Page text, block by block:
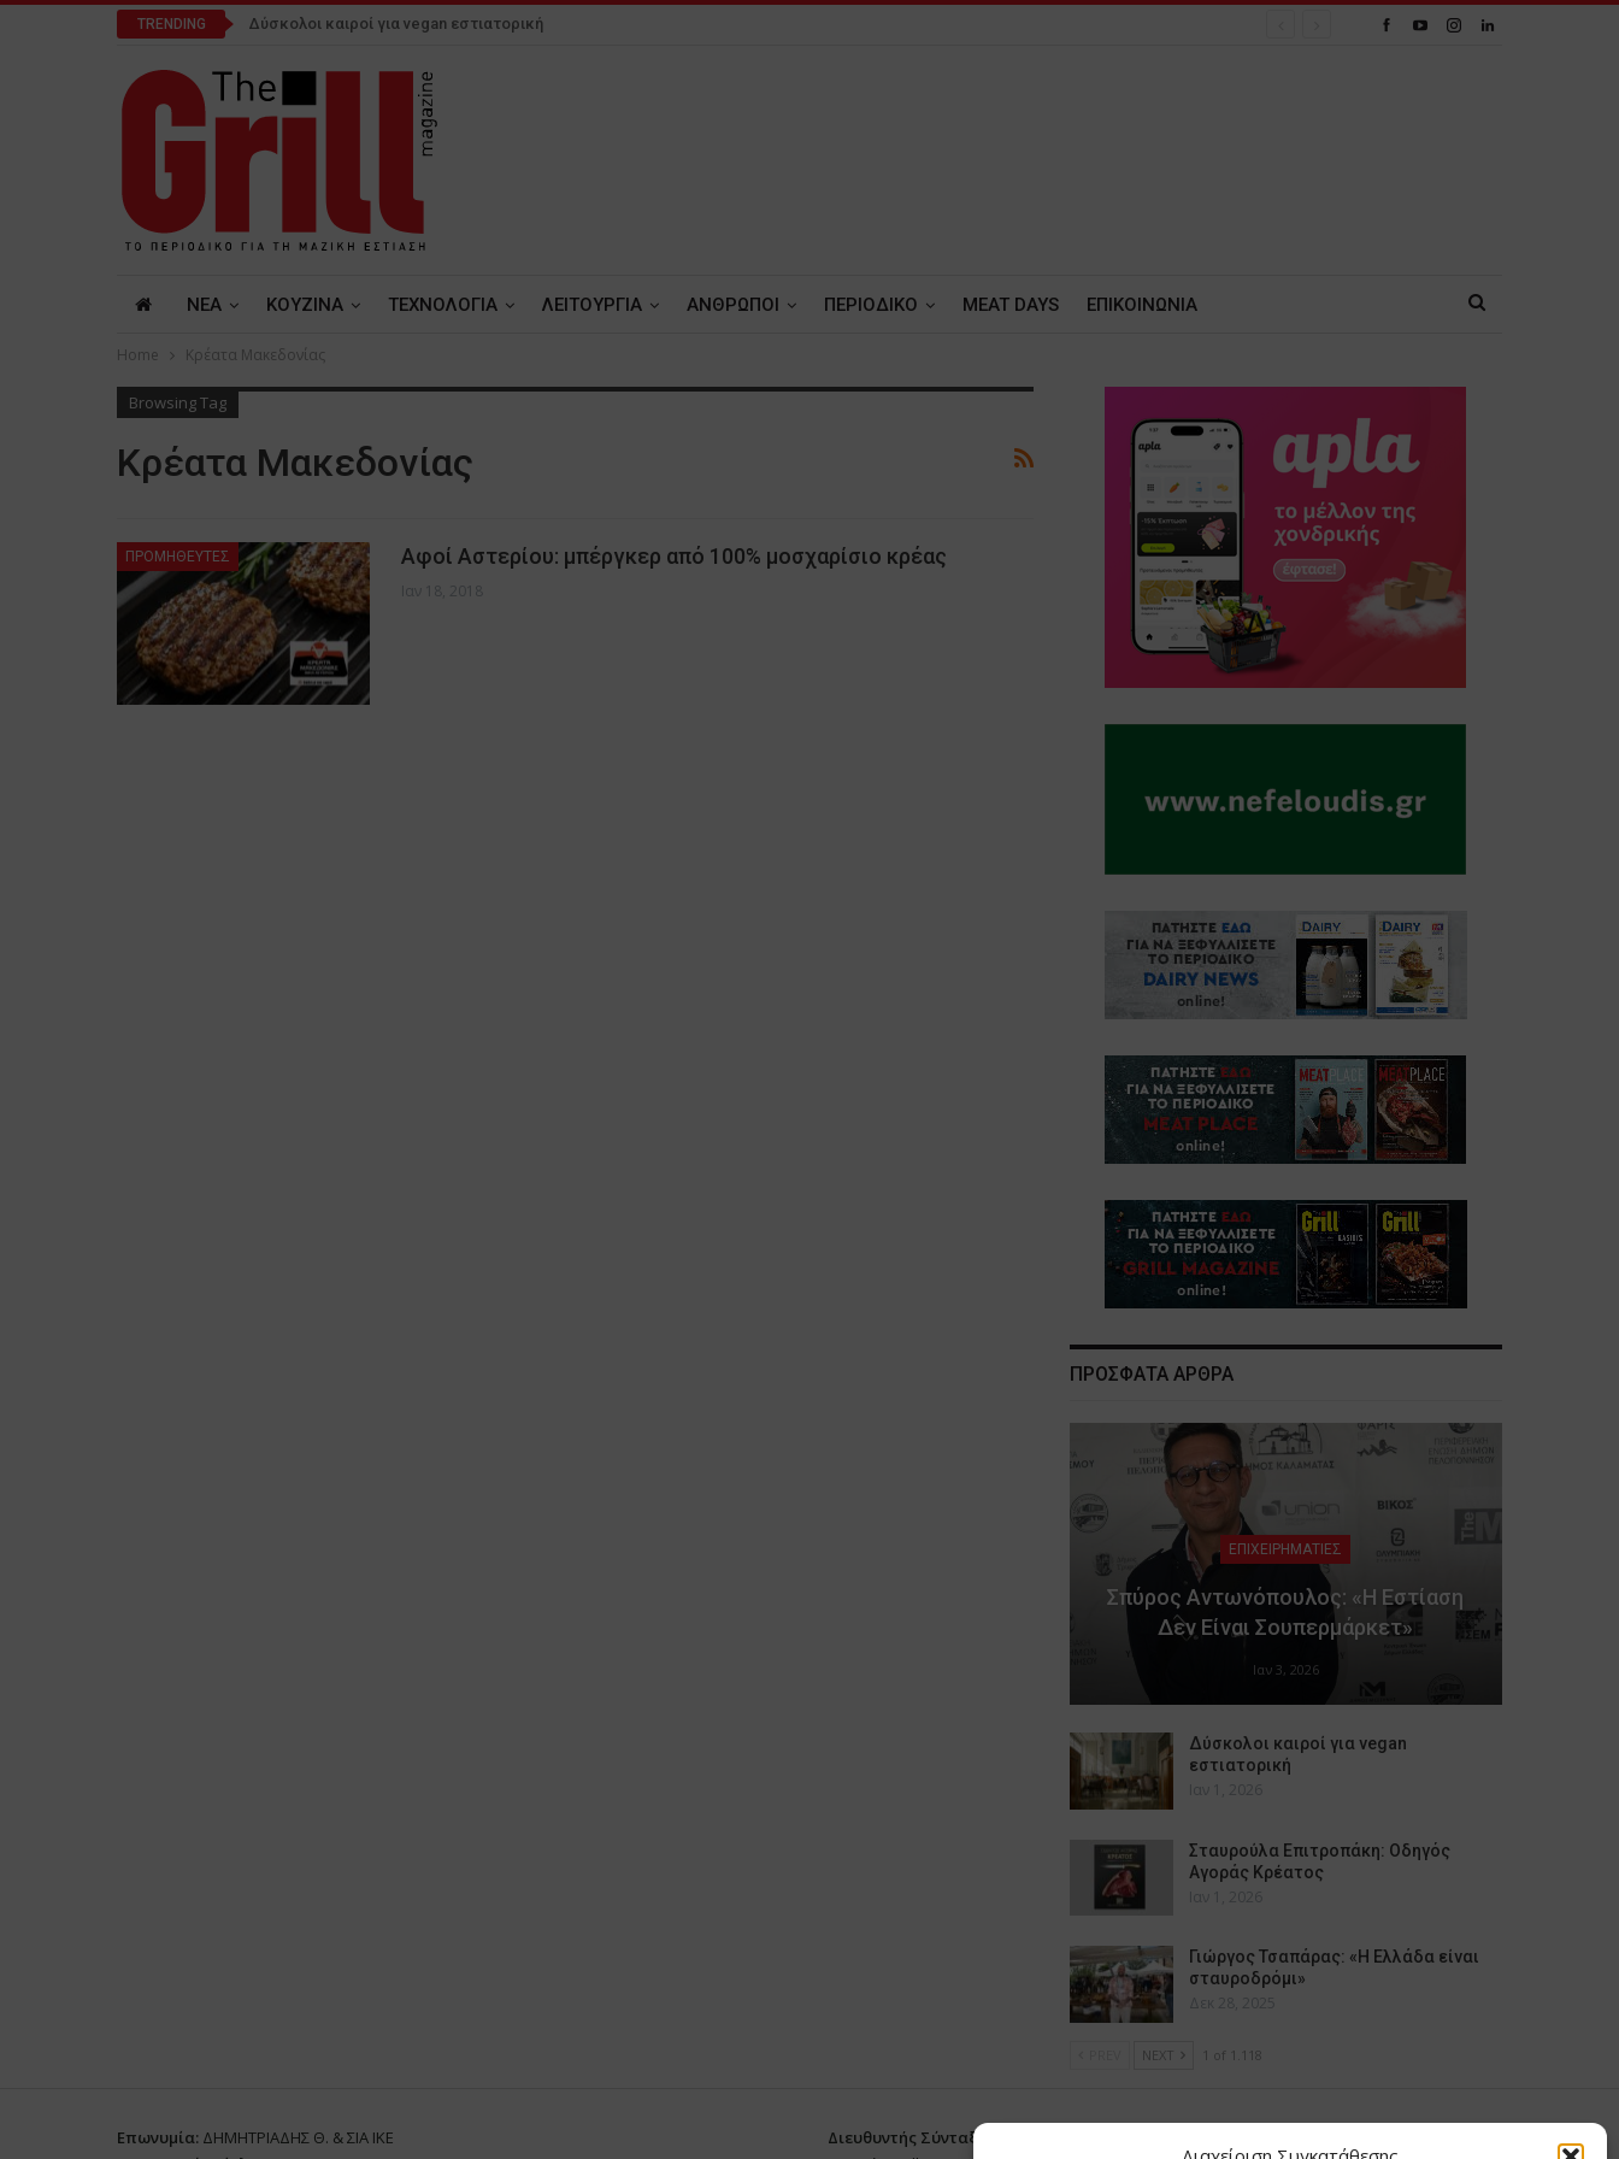
TRENDING Δύσκολοι καιροί για vegan εστιατορική
NEA ΚΟΥΖΙΝΑ ΤΕΧΝΟΛΟΓΙΑ ΛΕΙΤΟΥΡΓΙΑ ΑΝΘΡΩΠΟΙ ΠΕΡΙΟΔΙΚΟ MEAT DAYS ΕΠΙΚΟΙΝΩΝΙΑ
Home Κρέατα Μακεδονίας
Browsing Tag
Κρέατα Μακεδονίας
ΠΡΟΜΗΘΕΥΤΕΣ Αφοί Αστερίου: μπέργκερ από 100% μοσχαρίσιο κρέας
Ιαν 18, 2018
ΠΡΟΣΦΑΤΑ ΑΡΘΡΑ
ΕΠΙΧΕΙΡΗΜΑΤΙΕΣ
Σπύρος Αντωνόπουλος: «Η Εστίαση
Δεν Είναι Σουπερμάρκετ»
Ιαν 3, 2026
Δύσκολοι καιροί για vegan
εστιατορική
Ιαν 1, 2026
Σταυρούλα Επιτροπάκη: Οδηγός
Αγοράς Κρέατος
Ιαν 1, 2026
Γιώργος Τσαπάρας: «Η Ελλάδα είναι
σταυροδρόμι»
Δεκ 28, 2025
NEXT 1 of 1.118
Επωνυμία: ΔΗΜΗΤΡΙΑΔΗΣ Θ. & ΣΙΑ ΙΚΕ
Διευθυντής Σύνταξης: